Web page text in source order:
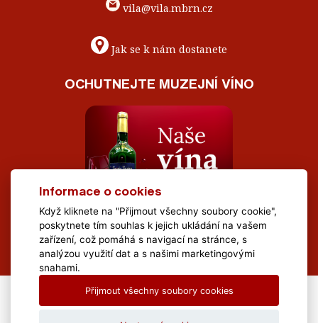
vila@vila.mbrn.cz
Jak se k nám dostanete
OCHUTNEJTE MUZEJNÍ VÍNO
All Rights Reserved Muzeum Brněnska © 2020, Webdesign by
Informace o cookies
Když kliknete na "Přijmout všechny soubory cookie",
poskytnete tím souhlas k jejich ukládání na vašem
zařízení, což pomáhá s navigací na stránce, s
analýzou využití dat a s našimi marketingovými
snahami.
Přijmout všechny soubory cookies